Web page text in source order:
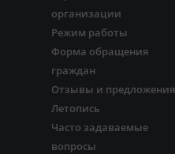
организации
Режим работы
Форма обращения
граждан
Отзывы и предложения
Летопись
Часто задаваемые
вопросы